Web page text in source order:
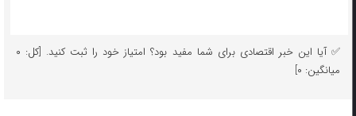
میانگین: ۰]